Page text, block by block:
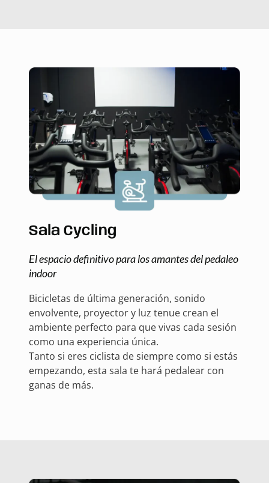
Sala Cycling
El espacio definitivo para los amantes del pedaleo
indoor
Bicicletas de última generación, sonido
envolvente, proyector y luz tenue crean el
ambiente perfecto para que vivas cada sesión
como una experiencia única.
Tanto si eres ciclista de siempre como si estás
empezando, esta sala te hará pedalear con
ganas de más.